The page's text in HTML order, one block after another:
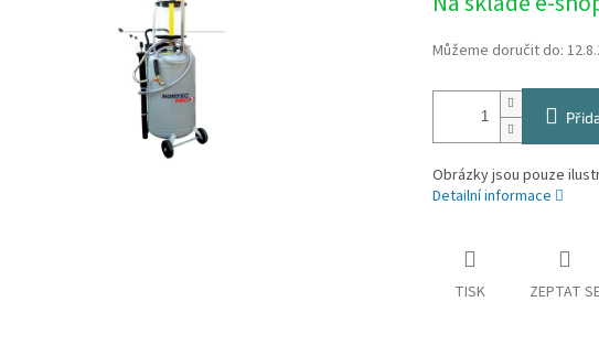
Můžeme doručit do:
Obrázky jsou pouze
Detailní informace
TISK ZEPTAT